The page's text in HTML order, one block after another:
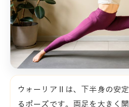
ウォーリアⅡは、下半身の安
るポーズです。両足を大きく